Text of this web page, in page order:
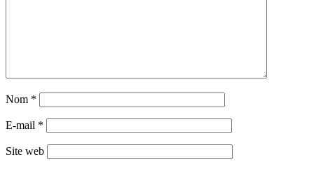
Nom *
E-mail *
Site web